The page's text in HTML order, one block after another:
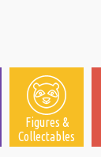
Figures &
Collectables